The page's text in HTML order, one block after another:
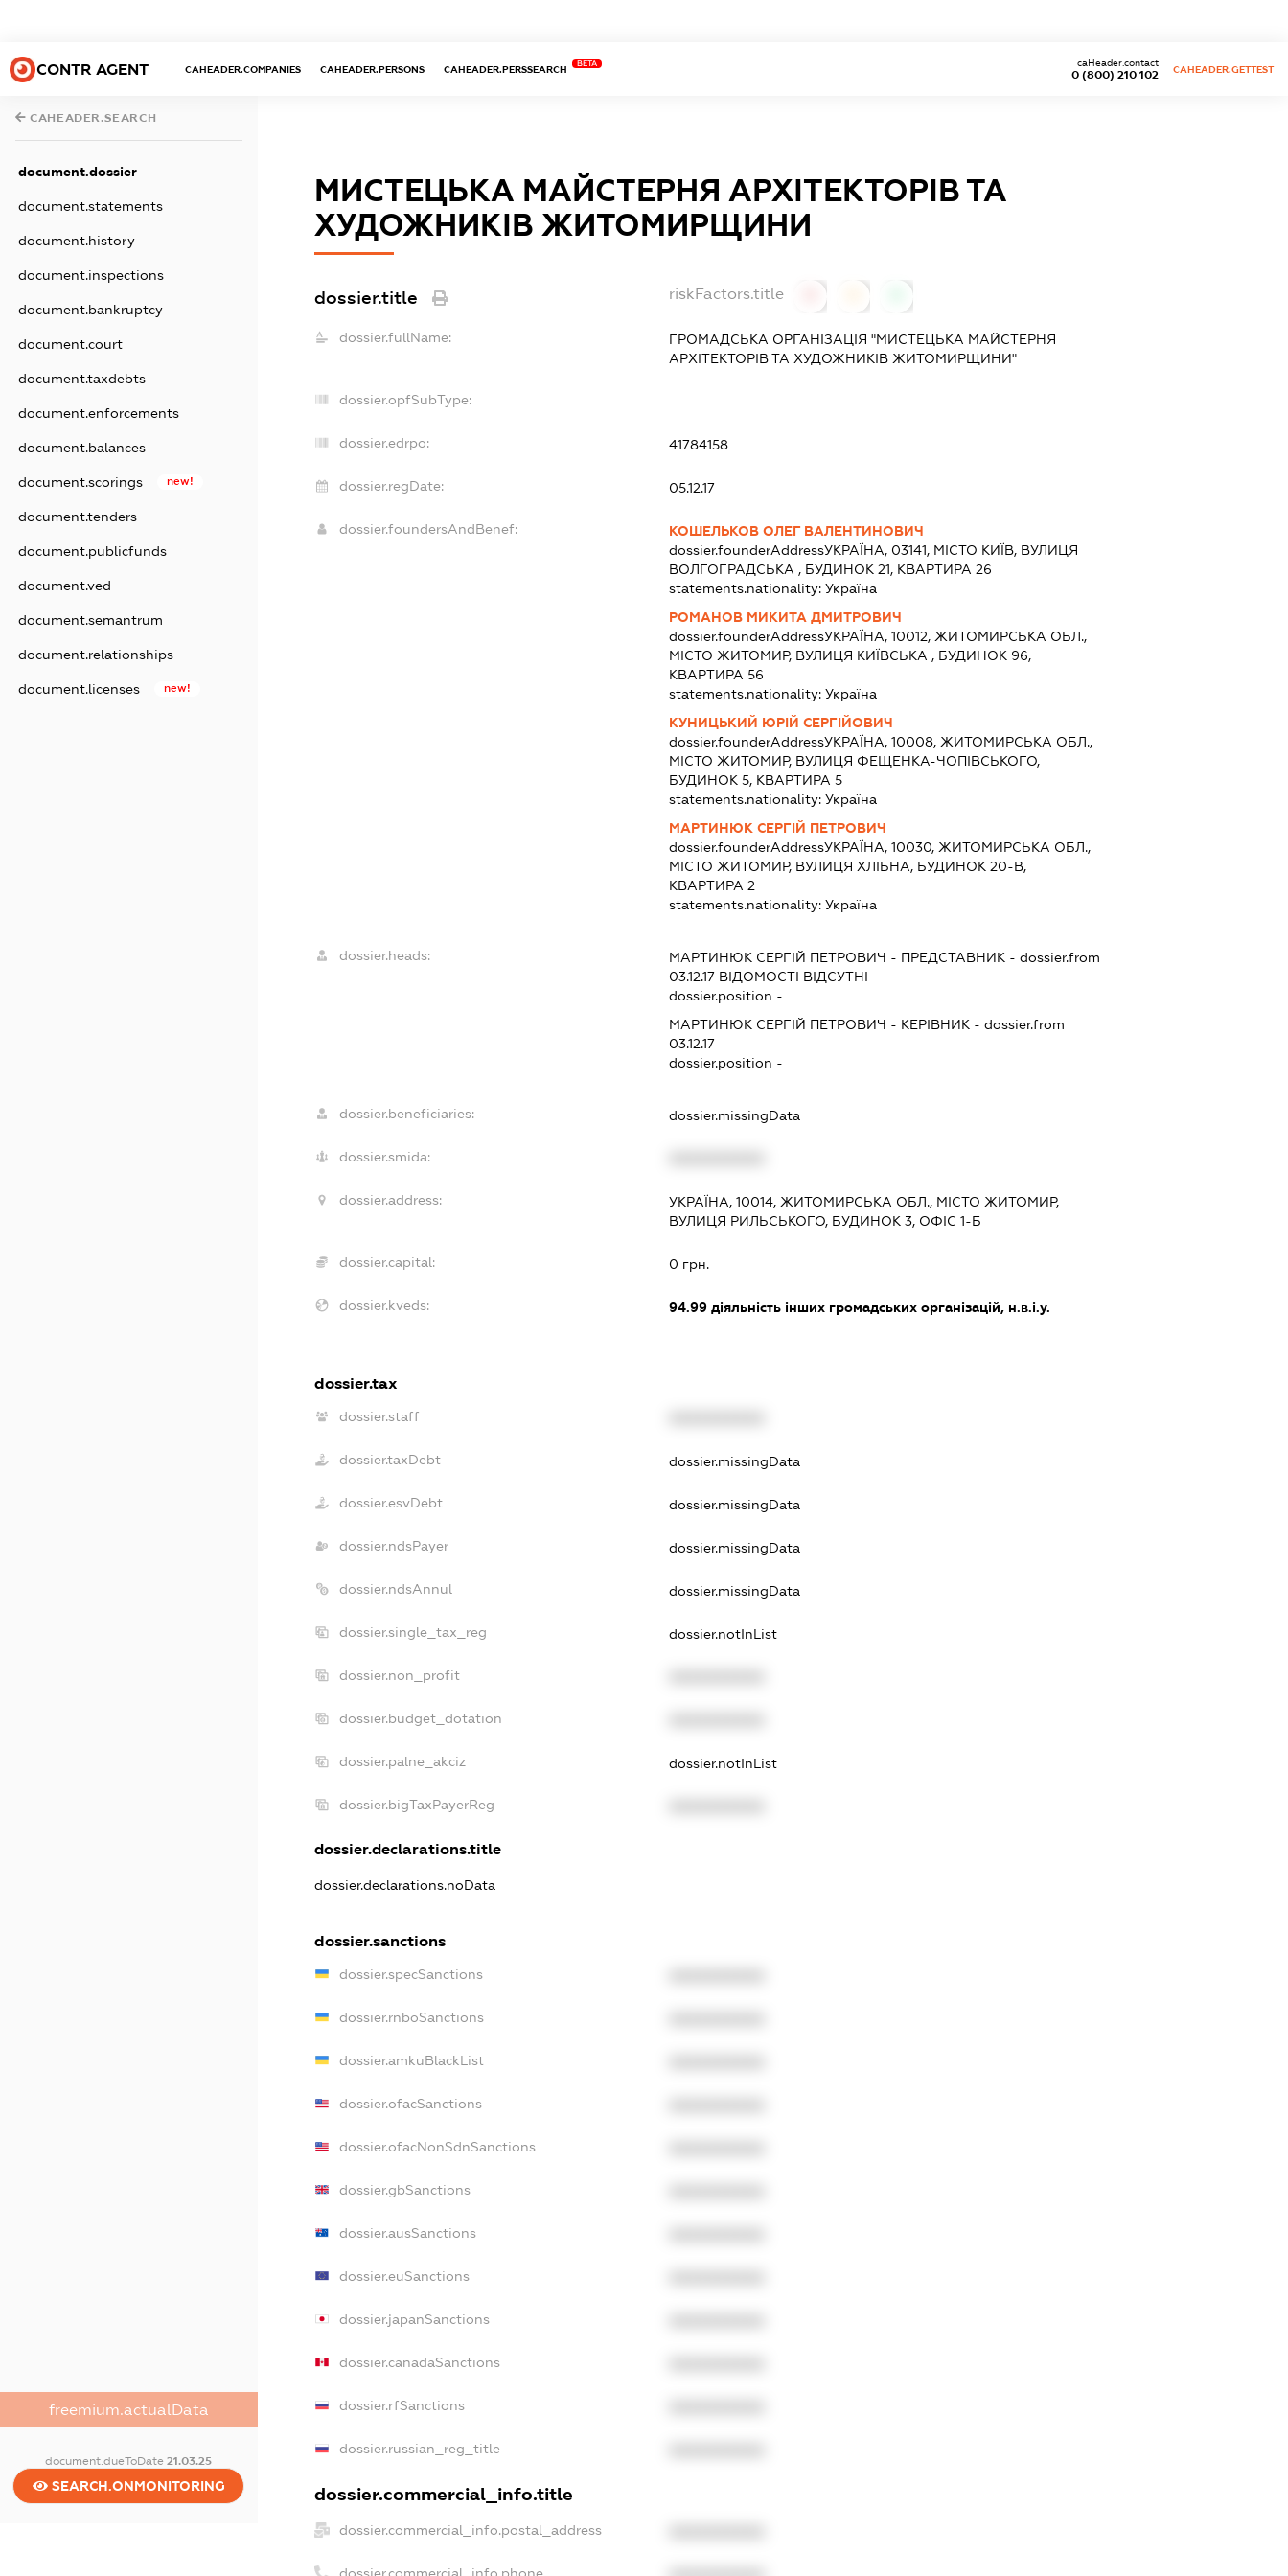
CONTR AGENT CAHEADER.COMPANIES CAHEADER.PERSONS CAHEADER.PERSSEARCH
BETA
0 (800) 210 102
caHeader.contact
CAHEADER.GETTEST
CAHEADER.SEARCH
document.dossier
document.statements
document.history
document.inspections
document.bankruptcy
document.court
document.taxdebts
document.enforcements
document.balances
document.scorings new!
document.tenders
document.publicfunds
document.ved
document.semantrum
document.relationships
document.licenses new!
freemium.actualData
document.dueToDate21.03.25
SEARCH.ONMONITORING
МИСТЕЦЬКА МАЙСТЕРНЯ АРХІТЕКТОРІВ ТА
ХУДОЖНИКІВ ЖИТОМИРЩИНИ
dossier.title riskFactors.title
dossier.fullName:
ГРОМАДСЬКА ОРГАНІЗАЦІЯ "МИСТЕЦЬКА МАЙСТЕРНЯ
АРХІТЕКТОРІВ ТА ХУДОЖНИКІВ ЖИТОМИРЩИНИ"
dossier.opfSubType: -
dossier.edrpo: 41784158
dossier.regDate: 05.12.17
dossier.foundersAndBenef:
КОШЕЛЬКОВ ОЛЕГ ВАЛЕНТИНОВИЧ
dossier.founderAddressУКРАЇНА, 03141, МІСТО КИЇВ, ВУЛИЦЯ
ВОЛГОГРАДСЬКА , БУДИНОК 21, КВАРТИРА 26
statements.nationality:Україна
РОМАНОВ МИКИТА ДМИТРОВИЧ
dossier.founderAddressУКРАЇНА, 10012, ЖИТОМИРСЬКА ОБЛ.,
МІСТО ЖИТОМИР, ВУЛИЦЯ КИЇВСЬКА , БУДИНОК 96,
КВАРТИРА 56
statements.nationality:Україна
КУНИЦЬКИЙ ЮРІЙ СЕРГІЙОВИЧ
dossier.founderAddressУКРАЇНА, 10008, ЖИТОМИРСЬКА ОБЛ.,
МІСТО ЖИТОМИР, ВУЛИЦЯ ФЕЩЕНКА-ЧОПІВСЬКОГО,
БУДИНОК 5, КВАРТИРА 5
statements.nationality:Україна
МАРТИНЮК СЕРГІЙ ПЕТРОВИЧ
dossier.founderAddressУКРАЇНА, 10030, ЖИТОМИРСЬКА ОБЛ.,
МІСТО ЖИТОМИР, ВУЛИЦЯ ХЛІБНА, БУДИНОК 20-В,
КВАРТИРА 2
statements.nationality:Україна
dossier.heads: МАРТИНЮК СЕРГІЙ ПЕТРОВИЧ - ПРЕДСТАВНИК - dossier.from
03.12.17 ВІДОМОСТІ ВІДСУТНІ
dossier.position -
МАРТИНЮК СЕРГІЙ ПЕТРОВИЧ - КЕРІВНИК - dossier.from
03.12.17
dossier.position -
dossier.beneficiaries: dossier.missingData
dossier.smida:
dossier.address:
УКРАЇНА, 10014, ЖИТОМИРСЬКА ОБЛ., МІСТО ЖИТОМИР,
ВУЛИЦЯ РИЛЬСЬКОГО, БУДИНОК 3, ОФІС 1-Б
dossier.capital: 0 грн.
dossier.kveds: 94.99 діяльність інших громадських організацій, н.в.і.у.
dossier.tax
dossier.staff
dossier.taxDebt dossier.missingData
dossier.esvDebt dossier.missingData
dossier.ndsPayer dossier.missingData
dossier.ndsAnnul dossier.missingData
dossier.single_tax_reg dossier.notInList
dossier.non_profit
dossier.budget_dotation
dossier.palne_akciz dossier.notInList
dossier.bigTaxPayerReg
dossier.declarations.title
dossier.declarations.noData
dossier.sanctions
dossier.specSanctions
dossier.rnboSanctions
dossier.amkuBlackList
dossier.ofacSanctions
dossier.ofacNonSdnSanctions
dossier.gbSanctions
dossier.ausSanctions
dossier.euSanctions
dossier.japanSanctions
dossier.canadaSanctions
dossier.rfSanctions
dossier.russian_reg_title
dossier.commercial_info.title
dossier.commercial_info.postal_address